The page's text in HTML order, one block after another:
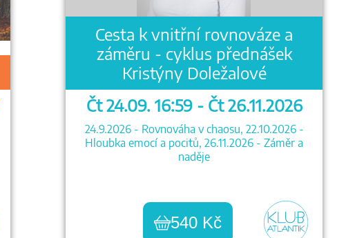
Cesta k vnitřní rovnováze a
záměru - cyklus přednášek
Kristýny Doležalové
Čt 24.09. 16:59 - Čt 26.11.2026
24.9.2026 - Rovnováha v chaosu, 22.10.2026 -
Hloubka emocí a pocitů, 26.11.2026 - Záměr a
naděje
540 Kč